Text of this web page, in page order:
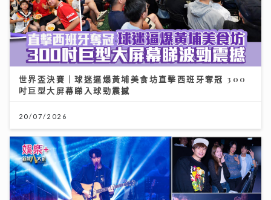
世界盃決賽｜球迷逼爆黃埔美食坊直擊西班牙奪冠 300
吋巨型大屏幕睇入球勁震撼
20/07/2026